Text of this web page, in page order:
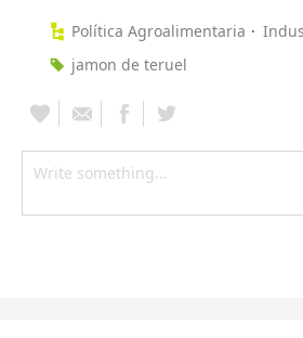
Política Agroalimentaria
jamon de teruel